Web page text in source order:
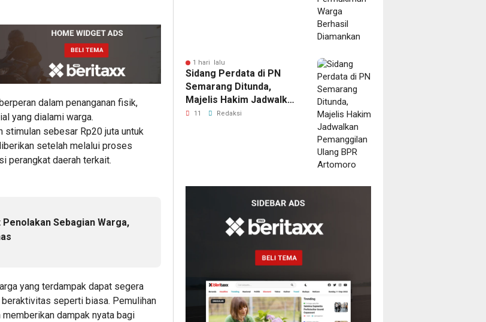
dalam penanganan fisik,
yang dialami warga.
stimulan sebesar Rp20 juta untuk
setelah melalui proses
perangkat daerah terkait.
Sebagian Warga,
yang terdampak dapat segera
seperti biasa. Pemulihan
dampak nyata bagi
1 hari lalu
Sidang Perdata di PN
Semarang Ditunda,
Majelis Hakim Jadwalkan
Pemanggilan Ulang BPR
11 Redaksi
Ditemukan
Meninggal